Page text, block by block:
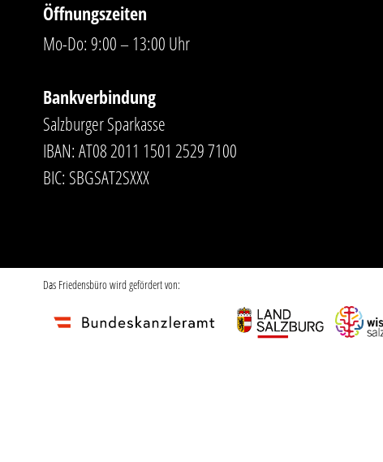
Öffnungszeiten
Mo-Do: 9:00 – 13:00 Uhr
Bankverbindung
Salzburger Sparkasse
IBAN: AT08 2011 1501 2529 7100
BIC: SBGSAT2SXXX
Das Friedensbüro wird gefördert von: